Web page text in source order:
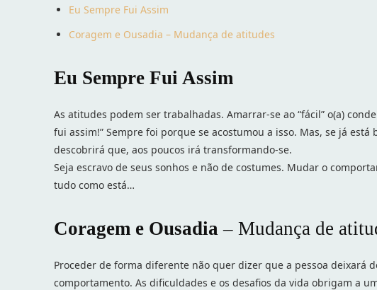
Eu Sempre Fui Assim
Coragem e Ousadia – Mudança de atitudes
Eu Sempre Fui Assim
As atitudes podem ser trabalhadas. Amarrar-se ao “fácil” o(a)
fui assim!” Sempre foi porque se acostumou a isso. Mas, se já
descobrirá que, aos poucos irá transformando-se.
Seja escravo de seus sonhos e não de costumes. Mudar o
tudo como está…
Coragem e Ousadia – Mudança de
Proceder de forma diferente não quer dizer que a pessoa deixará
comportamento. As dificuldades e os desafios da vida obrigam a